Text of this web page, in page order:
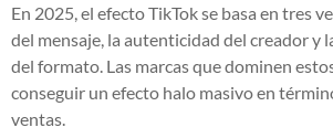
En 2025, el efecto TikTok se basa en tres
del mensaje, la autenticidad del creador y
del formato. Las marcas que dominen
conseguir un efecto halo masivo en
ventas.